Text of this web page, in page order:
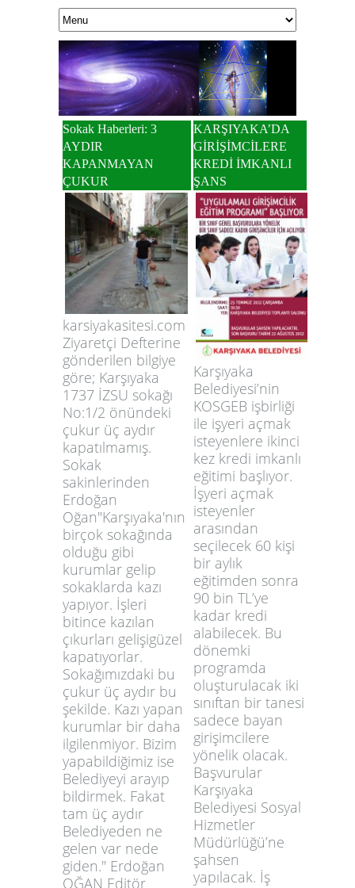
KUANTUM
Sokak Haberleri: 3
AYDIR
KAPANMAYAN
ÇUKUR
KARŞIYAKA’DA
GİRİŞİMCİLERE
KREDİ İMKANLI
ŞANS
karsiyakasitesi.com
Ziyaretçi Defterine
gönderilen bilgiye
göre; Karşıyaka
1737 İZSU sokağı
No:1/2 önündeki
çukur üç aydır
kapatılmamış.
Sokak
sakinlerinden
Erdoğan
Oğan"Karşıyaka'nın
birçok sokağında
olduğu gibi
kurumlar gelip
sokaklarda kazı
yapıyor. İşleri
bitince kazılan
çıkurları gelişigüzel
kapatıyorlar.
Sokağımızdaki bu
çukur üç aydır bu
şekilde. Kazı yapan
kurumlar bir daha
ilgilenmiyor. Bizim
yapabildiğimiz ise
Belediyeyi arayıp
bildirmek. Fakat
tam üç aydır
Belediyeden ne
gelen var nede
giden." Erdoğan
OĞAN Editör
Karşıyaka
Belediyesi’nin
KOSGEB işbirliği
ile işyeri açmak
isteyenlere ikinci
kez kredi imkanlı
eğitimi başlıyor.
İşyeri açmak
isteyenler
arasından
seçilecek 60 kişi
bir aylık
eğitimden sonra
90 bin TL’ye
kadar kredi
alabilecek. Bu
dönemki
programda
oluşturulacak iki
sınıftan bir tanesi
sadece bayan
girişimcilere
yönelik olacak.
Başvurular
Karşıyaka
Belediyesi Sosyal
Hizmetler
Müdürlüğü’ne
şahsen
yapılacak. İş